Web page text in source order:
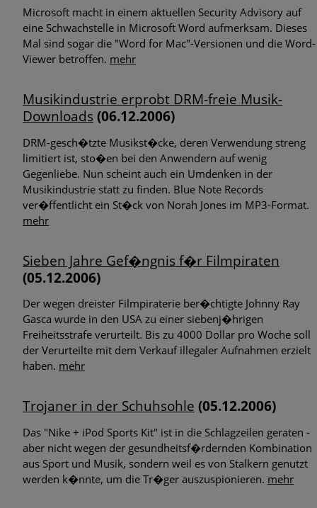
Microsoft macht in einem aktuellen Security Advisory auf
eine Schwachstelle in Microsoft Word aufmerksam. Dieses
Mal sind sogar die "Word for Mac"-Versionen und die Word-
Viewer betroffen. mehr
Musikindustrie erprobt DRM-freie Musik-
Downloads (06.12.2006)
DRM-gesch�tzte Musikst�cke, deren Verwendung streng
limitiert ist, sto�en bei den Anwendern auf wenig
Gegenliebe. Nun scheint auch ein Umdenken in der
Musikindustrie statt zu finden. Blue Note Records
ver�ffentlicht ein St�ck von Norah Jones im MP3-Format.
mehr
Sieben Jahre Gef�ngnis f�r Filmpiraten
(05.12.2006)
Der wegen dreister Filmpiraterie ber�chtigte Johnny Ray
Gasca wurde in den USA zu einer siebenj�hrigen
Freiheitsstrafe verurteilt. Bis zu 4000 Dollar pro Woche soll
der Verurteilte mit dem Verkauf illegaler Aufnahmen erzielt
haben. mehr
Trojaner in der Schuhsohle (05.12.2006)
Das "Nike + iPod Sports Kit" ist in die Schlagzeilen geraten -
aber nicht wegen der gesundheitsf�rdernden Kombination
aus Sport und Musik, sondern weil es von Stalkern genutzt
werden k�nnte, um die Tr�ger auszuspionieren. mehr